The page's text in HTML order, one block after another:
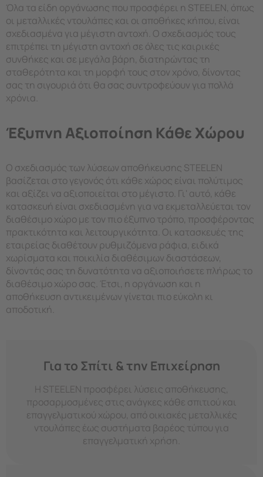
Όλα τα είδη οργάνωσης που προσφέρει η STEELEN, όπως
οι μεταλλικές ντουλάπες και οι αποθήκες κήπου, είναι
σχεδιασμένα για μέγιστη αντοχή. Ο σχεδιασμός τους
επιτρέπει τη μέγιστη αντοχή σε όλες τις καιρικές
συνθήκες και σε μεγάλα βάρη, διατηρώντας τη
σταθερότητα και τη μορφή τους στον χρόνο, δίνοντας
σας τη σιγουριά ότι θα σας συντροφεύουν για πολλά
χρόνια.
Έξυπνη Αξιοποίηση Κάθε Χώρου
Ο σχεδιασμός των λύσεων αποθήκευσης STEELEN
βασίζεται στο γεγονός ότι κάθε χώρος είναι πολύτιμος
και αξίζει να αξιοποιείται στο μέγιστο. Γι' αυτό, κάθε
κατασκευή είναι σχεδιασμένη για να εκμεταλλεύεται τον
διαθέσιμο χώρο με τον πιο έξυπνο τρόπο, προσφέροντας
πρακτικότητα και λειτουργικότητα. Οι κατασκευές της
εταιρείας διαθέτουν ρυθμιζόμενα ράφια, ειδικά
χωρίσματα και ποικιλία διαθέσιμων διαστάσεων,
δίνοντάς σας τη δυνατότητα να αξιοποιήσετε πλήρως το
διαθέσιμο χώρο σας. Έτσι, η οργάνωση και η
αποθήκευση αντικειμένων γίνεται πιο εύκολη κι
αποδοτική.
Για το Σπίτι & την Επιχείρηση
Η STEELEN προσφέρει λύσεις αποθήκευσης,
προσαρμοσμένες στις ανάγκες κάθε σπιτιού και
επαγγελματικού χώρου, από οικιακές μεταλλικές
ντουλάπες έως συστήματα βαρέος τύπου για
επαγγελματική χρήση.